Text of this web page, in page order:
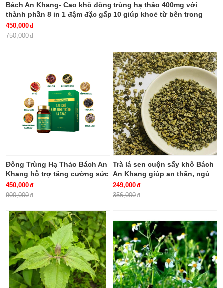
Bách An Khang- Cao khô đông trùng hạ thảo 400mg với
thành phần 8 in 1 đậm đặc gấp 10 giúp khoẻ từ bên trong
bảo vệ gia đình bạn
450,000
750,000
Đông Trùng Hạ Thảo Bách An
Khang hỗ trợ tăng cường sức
khỏe, giảm mệt mỏi (hộp 30
viên)
450,000
900,000
Trà lá sen cuộn sấy khô Bách
An Khang giúp an thần, ngủ
ngon
249,000
356,000